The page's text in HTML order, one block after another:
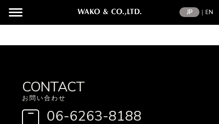
JP ｜ EN
CONTACT
お問い合わせ
06-6263-8188